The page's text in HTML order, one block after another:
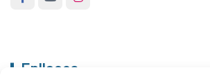
Enllaços